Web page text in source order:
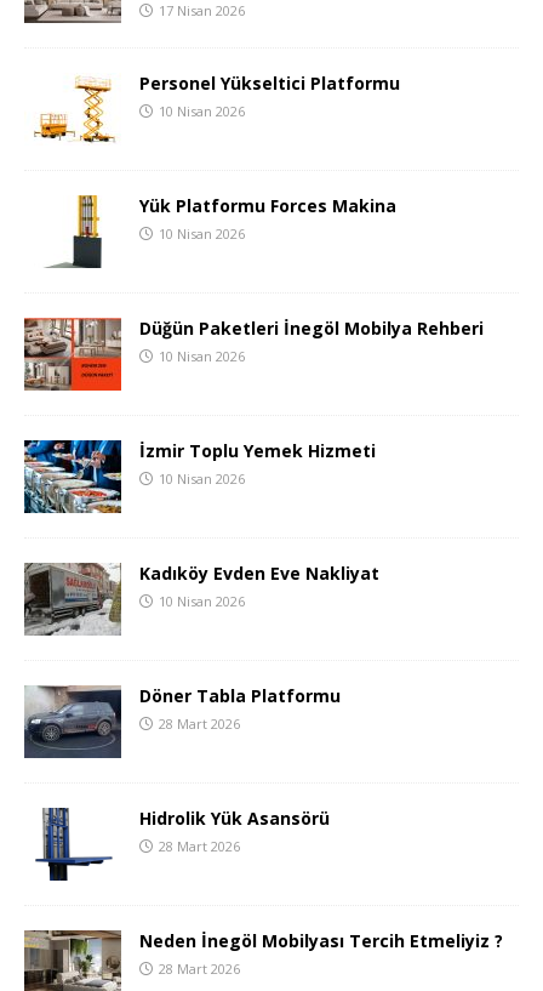
17 Nisan 2026
Personel Yükseltici Platformu
10 Nisan 2026
Yük Platformu Forces Makina
10 Nisan 2026
Düğün Paketleri İnegöl Mobilya Rehberi
10 Nisan 2026
İzmir Toplu Yemek Hizmeti
10 Nisan 2026
Kadıköy Evden Eve Nakliyat
10 Nisan 2026
Döner Tabla Platformu
28 Mart 2026
Hidrolik Yük Asansörü
28 Mart 2026
Neden İnegöl Mobilyası Tercih Etmeliyiz ?
28 Mart 2026